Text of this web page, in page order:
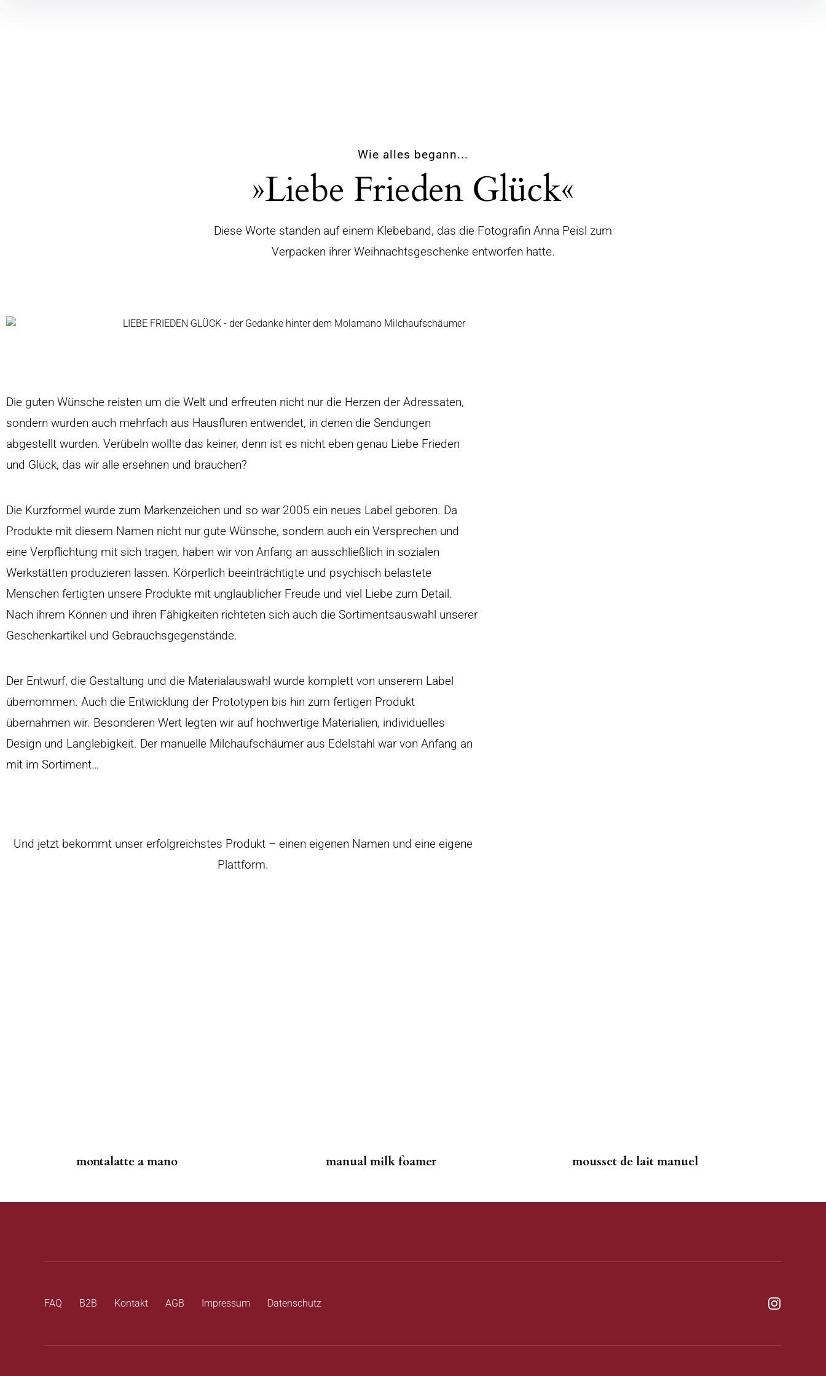
Wie alles begann...
»Liebe Frieden Glück«
Diese Worte standen auf einem Klebeband, das die Fotografin Anna Peisl zum
Verpacken ihrer Weihnachtsgeschenke entworfen hatte.
Die guten Wünsche reisten um die Welt und erfreuten nicht nur die Herzen der Adressaten,
sondern wurden auch mehrfach aus Hausfluren entwendet, in denen die Sendungen
abgestellt wurden. Verübeln wollte das keiner, denn ist es nicht eben genau Liebe Frieden
und Glück, das wir alle ersehnen und brauchen?
Die Kurzformel wurde zum Markenzeichen und so war 2005 ein neues Label geboren. Da
Produkte mit diesem Namen nicht nur gute Wünsche, sondern auch ein Versprechen und
eine Verpflichtung mit sich tragen, haben wir von Anfang an ausschließlich in sozialen
Werkstätten produzieren lassen. Körperlich beeinträchtigte und psychisch belastete
Menschen fertigten unsere Produkte mit unglaublicher Freude und viel Liebe zum Detail.
Nach ihrem Können und ihren Fähigkeiten richteten sich auch die Sortimentsauswahl unserer
Geschenkartikel und Gebrauchsgegenstände.
Der Entwurf, die Gestaltung und die Materialauswahl wurde komplett von unserem Label
übernommen. Auch die Entwicklung der Prototypen bis hin zum fertigen Produkt
übernahmen wir. Besonderen Wert legten wir auf hochwertige Materialien, individuelles
Design und Langlebigkeit. Der manuelle Milchaufschäumer aus Edelstahl war von Anfang an
mit im Sortiment…
Und jetzt bekommt unser erfolgreichstes Produkt – einen eigenen Namen und eine eigene
Plattform.
montalatte a mano manual milk foamer mousset de lait manuel
FAQ B2B Kontakt AGB Impressum Datenschutz